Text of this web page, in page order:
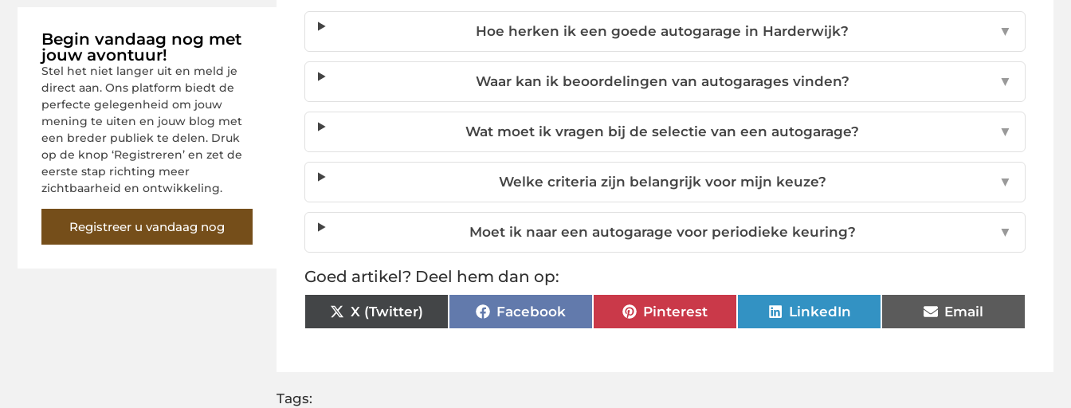
Begin vandaag nog met
jouw avontuur!
Stel het niet langer uit en meld je
direct aan. Ons platform biedt de
perfecte gelegenheid om jouw
mening te uiten en jouw blog met
een breder publiek te delen. Druk
op de knop ‘Registreren’ en zet de
eerste stap richting meer
zichtbaarheid en ontwikkeling.
Registreer u vandaag nog
Hoe herken ik een goede autogarage in Harderwijk? ▼
Waar kan ik beoordelingen van autogarages vinden? ▼
Wat moet ik vragen bij de selectie van een autogarage? ▼
Welke criteria zijn belangrijk voor mijn keuze? ▼
Moet ik naar een autogarage voor periodieke keuring? ▼
Goed artikel? Deel hem dan op:
X (Twitter) Facebook Pinterest LinkedIn Email
Tags: